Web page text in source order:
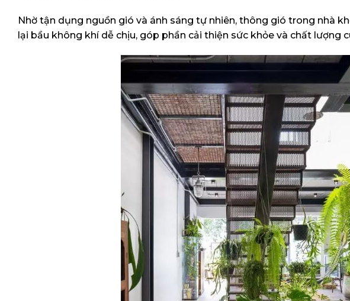
Nhờ tận dụng nguồn gió và ánh sáng tự nhiên, thông gió trong nhà
lại bầu không khí dễ chịu, góp phần cải thiện sức khỏe và chất lượng